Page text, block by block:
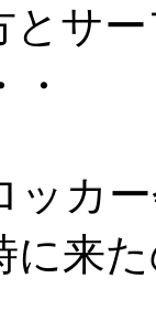
とサ
ッカ
に来